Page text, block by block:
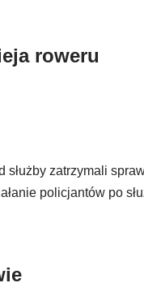
roweru
zatrzymali
policjantów po